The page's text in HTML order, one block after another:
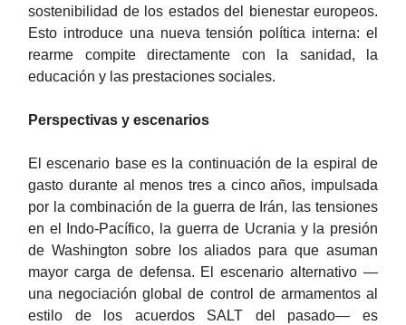
sostenibilidad de los estados del bienestar europeos.
Esto introduce una nueva tensión política interna: el
rearme compite directamente con la sanidad, la
educación y las prestaciones sociales.
Perspectivas y escenarios
El escenario base es la continuación de la espiral de
gasto durante al menos tres a cinco años, impulsada
por la combinación de la guerra de Irán, las tensiones
en el Indo-Pacífico, la guerra de Ucrania y la presión
de Washington sobre los aliados para que asuman
mayor carga de defensa. El escenario alternativo —
una negociación global de control de armamentos al
estilo de los acuerdos SALT del pasado— es